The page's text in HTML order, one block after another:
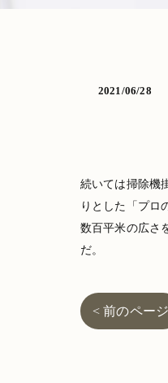
2021/06/28
続いては掃除機
りとした「プロ
数百平米の広さ
だ。
< 前のページ